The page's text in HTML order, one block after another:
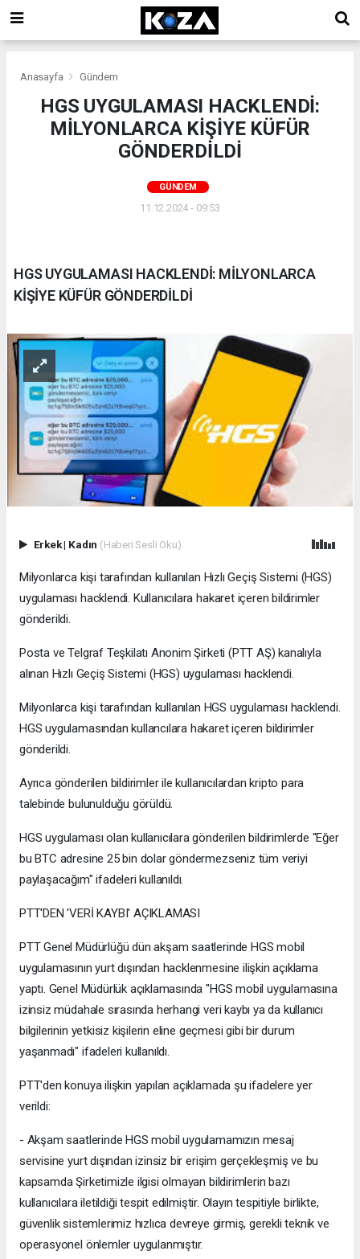
Anasayfa Gündem
HGS UYGULAMASI HACKLENDİ:
MİLYONLARCA KİŞİYE KÜFÜR
GÖNDERDİLDİ
GÜNDEM
11.12.2024 - 09:53
HGS UYGULAMASI HACKLENDİ: MİLYONLARCA
KİŞİYE KÜFÜR GÖNDERDİLDİ
Erkek| Kadın (Haberi Sesli Oku)
Milyonlarca kişi tarafından kullanılan Hızlı Geçiş Sistemi (HGS)
uygulaması hacklendi. Kullanıcılara hakaret içeren bildirimler
gönderildi.
Posta ve Telgraf Teşkilatı Anonim Şirketi (PTT AŞ) kanalıyla
alınan Hızlı Geçiş Sistemi (HGS) uygulaması hacklendi.
Milyonlarca kişi tarafından kullanılan HGS uygulaması hacklendi.
HGS uygulamasından kullancılara hakaret içeren bildirimler
gönderildi.
Ayrıca gönderilen bildirimler ile kullanıcılardan kripto para
talebinde bulunulduğu görüldü.
HGS uygulaması olan kullanıcılara gönderilen bildirimlerde "Eğer
bu BTC adresine 25 bin dolar göndermezseniz tüm veriyi
paylaşacağım" ifadeleri kullanıldı.
PTT'DEN 'VERİ KAYBI' AÇIKLAMASI
PTT Genel Müdürlüğü dün akşam saatlerinde HGS mobil
uygulamasının yurt dışından hacklenmesine ilişkin açıklama
yaptı. Genel Müdürlük açıklamasında "HGS mobil uygulamasına
izinsiz müdahale sırasında herhangi veri kaybı ya da kullanıcı
bilgilerinin yetkisiz kişilerin eline geçmesi gibi bir durum
yaşanmadı" ifadeleri kullanıldı.
PTT'den konuya ilişkin yapılan açıklamada şu ifadelere yer
verildi:
- Akşam saatlerinde HGS mobil uygulamamızın mesaj
servisine yurt dışından izinsiz bir erişim gerçekleşmiş ve bu
kapsamda Şirketimizle ilgisi olmayan bildirimlerin bazı
kullanıcılara iletildiği tespit edilmiştir. Olayın tespitiyle birlikte,
güvenlik sistemlerimiz hızlıca devreye girmiş, gerekli teknik ve
operasyonel önlemler uygulanmıştır.